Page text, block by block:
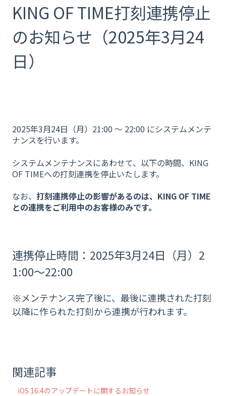
KING OF TIME打刻連携停止
のお知らせ（2025年3月24
日）
2025年3月24日（月）21:00 ～ 22:00 にシステムメンテ
ナンスを行います。
システムメンテナンスにあわせて、以下の時間、KING
OF TIMEへの打刻連携を停止いたします。
なお、 打刻連携停止の影響があるのは、KING OF TIME
との連携をご利用中のお客様のみです。
連携停止時間：2025年3月24日（月）2
1:00～22:00
※メンテナンス完了後に、最後に連携された打刻
以降に作られた打刻から連携が行われます。
関連記事
iOS 16.4のアップデートに関するお知らせ